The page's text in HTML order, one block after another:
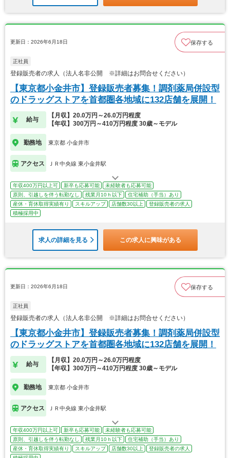
更新日：2026年6月18日 保存する
正社員
登録販売者の求人（法人名非公開 ※詳細はお問合せください）
【東京都小金井市】登録販売者募集！調剤薬局併設型
のドラッグストアを首都圏各地域に132店舗を展開！
給与
【月収】20.0万円～26.0万円程度
【年収】300万円～410万円程度 30歳～モデル
勤務地 東京都 小金井市
アクセス ＪＲ中央線 東小金井駅
年収400万円以上可 新卒も応募可能
未経験者も応募可能
原則、引越しを伴う転勤なし
残業月10ｈ以下
住宅補助（手当）あり
産休・育休取得実績有り
スキルアップ 店舗数30以上
登録販売者の求人
積極採用中
求人の詳細を見る この求人に興味がある
更新日：2026年6月18日 保存する
正社員
登録販売者の求人（法人名非公開 ※詳細はお問合せください）
【東京都小金井市】登録販売者募集！調剤薬局併設型
のドラッグストアを首都圏各地域に132店舗を展開！
給与
【月収】20.0万円～26.0万円程度
【年収】300万円～410万円程度 30歳～モデル
勤務地 東京都 小金井市
アクセス ＪＲ中央線 東小金井駅
年収400万円以上可 新卒も応募可能
未経験者も応募可能
原則、引越しを伴う転勤なし
残業月10ｈ以下
住宅補助（手当）あり
産休・育休取得実績有り
スキルアップ 店舗数30以上
登録販売者の求人